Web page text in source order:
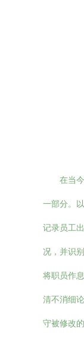
在当
一部分。
记录员工
况，并识
将职员作
清不消细
守被修改